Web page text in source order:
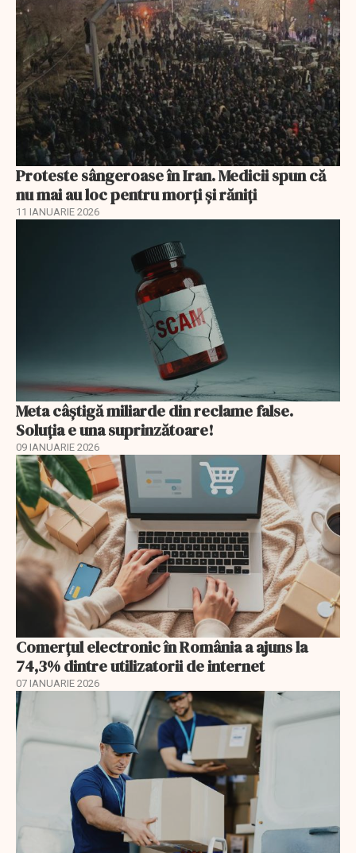
Proteste sângeroase în Iran. Medicii spun că
nu mai au loc pentru morți și răniți
11 IANUARIE 2026
Meta câștigă miliarde din reclame false.
Soluția e una suprinzătoare!
09 IANUARIE 2026
Comerțul electronic în România a ajuns la
74,3% dintre utilizatorii de internet
07 IANUARIE 2026